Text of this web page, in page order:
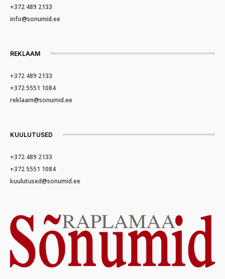
+372 489 2133
info@sonumid.ee
REKLAAM
+372 489 2133
+372 5551 1084
reklaam@sonumid.ee
KUULUTUSED
+372 489 2133
+372 5551 1084
kuulutused@sonumid.ee